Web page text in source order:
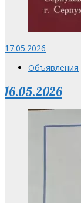
17.05.2026
Объявления
16.05.2026